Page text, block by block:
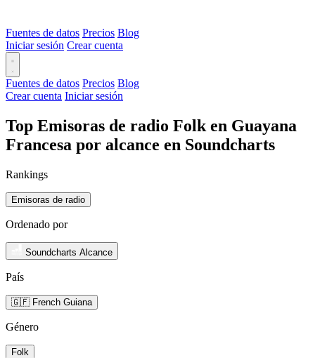
Fuentes de datos Precios Blog
Iniciar sesión Crear cuenta
Fuentes de datos Precios Blog
Crear cuenta Iniciar sesión
Top Emisoras de radio Folk en Guayana
Francesa por alcance en Soundcharts
Rankings
Emisoras de radio
Ordenado por
Soundcharts Alcance
País
🇬🇫 French Guiana
Género
Folk